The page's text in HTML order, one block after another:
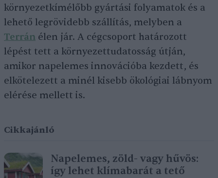
környezetkímélőbb gyártási folyamatok és a
lehető legrövidebb szállítás, melyben a
Terrán élen jár. A cégcsoport határozott
lépést tett a környezettudatosság útján,
amikor napelemes innovációba kezdett, és
elkötelezett a minél kisebb ökológiai lábnyom
elérése mellett is.
Cikkajánló
Napelemes, zöld- vagy hűvös:
így lehet klímabarát a tető